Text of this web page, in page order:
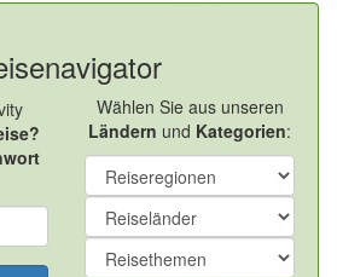
Wählen Sie aus unseren
Ländern und Kategorien: